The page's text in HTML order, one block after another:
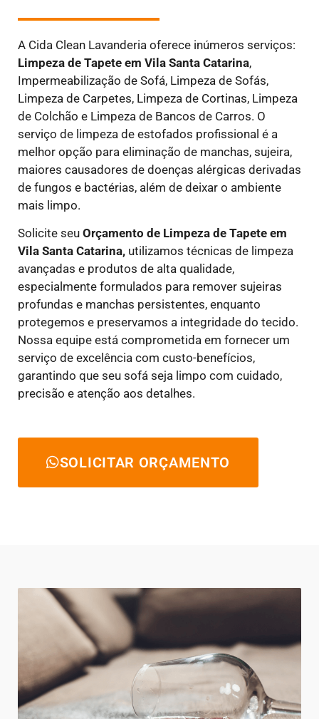
A Cida Clean Lavanderia oferece inúmeros serviços:
Limpeza de Tapete em Vila Santa Catarina,
Impermeabilização de Sofá, Limpeza de Sofás,
Limpeza de Carpetes, Limpeza de Cortinas, Limpeza
de Colchão e Limpeza de Bancos de Carros. O
serviço de limpeza de estofados profissional é a
melhor opção para eliminação de manchas, sujeira,
maiores causadores de doenças alérgicas derivadas
de fungos e bactérias, além de deixar o ambiente
mais limpo.
Solicite seu Orçamento de Limpeza de Tapete em
Vila Santa Catarina, utilizamos técnicas de limpeza
avançadas e produtos de alta qualidade,
especialmente formulados para remover sujeiras
profundas e manchas persistentes, enquanto
protegemos e preservamos a integridade do tecido.
Nossa equipe está comprometida em fornecer um
serviço de excelência com custo-benefícios,
garantindo que seu sofá seja limpo com cuidado,
precisão e atenção aos detalhes.
SOLICITAR ORÇAMENTO